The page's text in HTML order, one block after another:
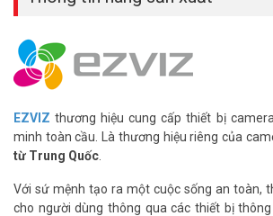
khi camera phát hiện người.
Phát hiện, thu phóng và theo
Camera EZVIZ
toàn cảnh. Bạn luôn có thể bật tùy chọn AI
những chuyển động người cụ thể.
cả gia đình bạn
EZVIZ thương hiệu cung cấp thiết bị
minh toàn cầu. Là thương hiệu riêng của
từ Trung Quốc
Với sứ mệnh tạo ra một cuộc sống an toàn,
cho người dùng thông qua các thiết bị